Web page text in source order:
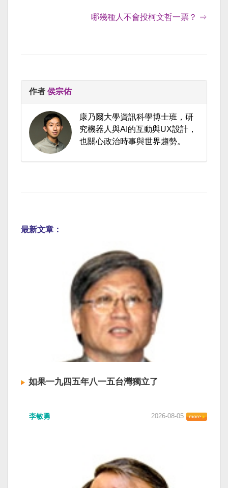
哪幾種人不會投柯文哲一票？ ⇒
作者 侯宗佑
康乃爾大學資訊科學博士班，研
究機器人與AI的互動與UX設計，
也關心政治時事與世界趨勢。
最新文章：
如果一九四五年八一五台灣獨立了
李敏勇 2026-08-05